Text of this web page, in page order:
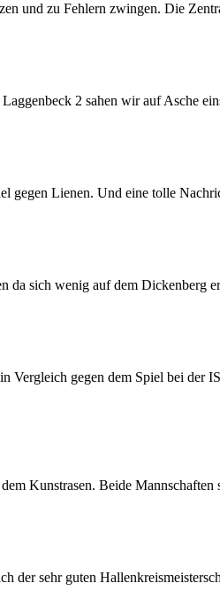
und zu Fehlern zwingen. Die
2 sahen wir auf Asche
gegen Lienen. Und eine tolle
da sich wenig auf dem
Vergleich gegen dem Spiel bei
Kunstrasen. Beide
der sehr guten